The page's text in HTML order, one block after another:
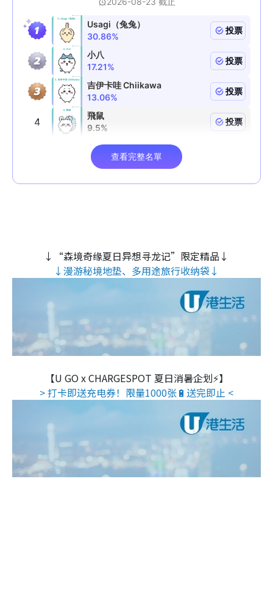
↓“森境奇缘夏日异想寻龙记”限定精品↓
↓漫游秘境地垫、多用途旅行收纳袋↓
【U GO x CHARGESPOT 夏日消暑企划⚡】
> 打卡即送充电券！限量1000张🔋送完即止 <